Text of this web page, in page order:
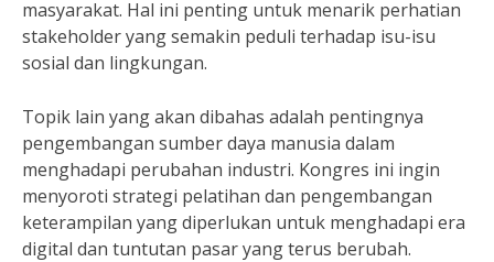
masyarakat. Hal ini penting untuk menarik perhatian
stakeholder yang semakin peduli terhadap isu-isu
sosial dan lingkungan.
Topik lain yang akan dibahas adalah pentingnya
pengembangan sumber daya manusia dalam
menghadapi perubahan industri. Kongres ini ingin
menyoroti strategi pelatihan dan pengembangan
keterampilan yang diperlukan untuk menghadapi era
digital dan tuntutan pasar yang terus berubah.